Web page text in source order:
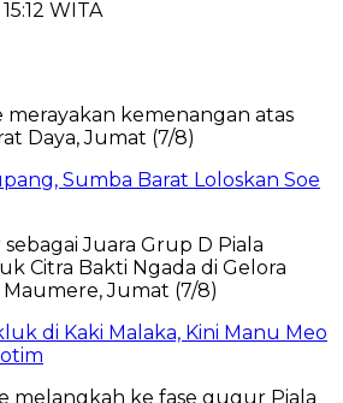
WITA
Sumba Barat Loloskan Soe
di Kaki Malaka, Kini Manu Meo